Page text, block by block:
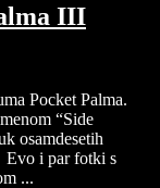
III
Pocket Palma.
“Side
osamdesetih
Evo i par fotki s
...